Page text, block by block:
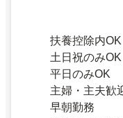
扶養控除内OK
土日祝のみOK
平日のみOK
主婦・主夫歓
早朝勤務